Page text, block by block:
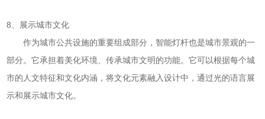
8、展示城市文化
作为城市公共设施的重要组成部分，智能灯杆也是城市景观的一
部分。它承担着美化环境、传承城市文明的功能。它可以根据每个城
市的人文特征和文化内涵，将文化元素融入设计中，通过光的语言展
示和展示城市文化。